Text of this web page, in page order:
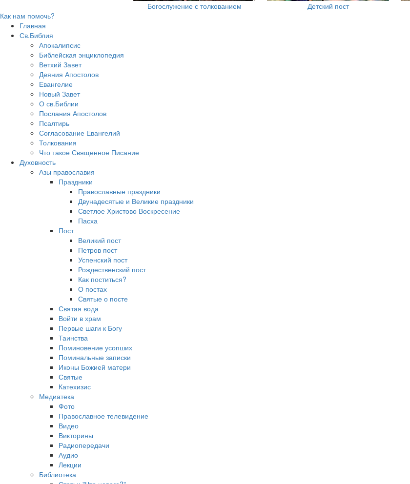
Богослужение с толкованием Детский пост
Как нам помочь?
Главная
Св.Библия
Апокалипсис
Библейская энциклопедия
Ветхий Завет
Деяния Апостолов
Евангелие
Новый Завет
О св.Библии
Послания Апостолов
Псалтирь
Согласование Евангелий
Толкования
Что такое Священное Писание
Духовность
Азы православия
Праздники
Православные праздники
Двунадесятые и Великие праздники
Светлое Христово Воскресение
Пасха
Пост
Великий пост
Петров пост
Успенский пост
Рождественский пост
Как поститься?
О постах
Святые о посте
Святая вода
Войти в храм
Первые шаги к Богу
Таинства
Поминовение усопших
Поминальные записки
Иконы Божией матери
Святые
Катехизис
Медиатека
Фото
Православное телевидение
Видео
Викторины
Радиопередачи
Аудио
Лекции
Библиотека